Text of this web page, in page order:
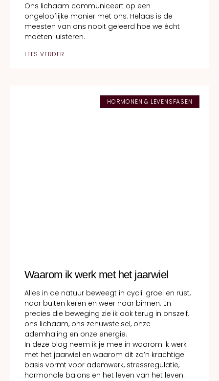
Ons lichaam communiceert op een
ongelooflijke manier met ons. Helaas is de
meesten van ons nooit geleerd hoe we écht
moeten luisteren.
LEES VERDER
HORMONEN & LEVENSFASEN
Waarom ik werk met het jaarwiel
Alles in de natuur beweegt in cycli: groei en rust,
naar buiten keren en weer naar binnen. En
precies die beweging zie ik ook terug in onszelf,
ons lichaam, ons zenuwstelsel, onze
ademhaling en onze energie.
In deze blog neem ik je mee in waarom ik werk
met het jaarwiel en waarom dit zo’n krachtige
basis vormt voor ademwerk, stressregulatie,
hormonale balans en het leven van het leven.